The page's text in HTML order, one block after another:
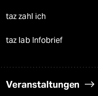
taz zahl ich
taz lab Infobrief
Veranstaltungen